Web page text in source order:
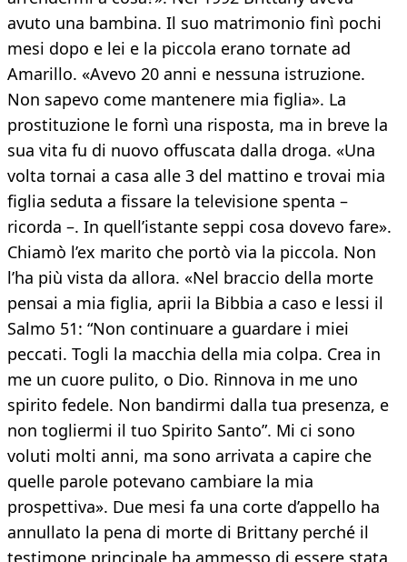
avuto una bambina. Il suo matrimonio finì pochi
mesi dopo e lei e la piccola erano tornate ad
Amarillo. «Avevo 20 anni e nessuna istruzione.
Non sapevo come mantenere mia figlia». La
prostituzione le fornì una risposta, ma in breve la
sua vita fu di nuovo offuscata dalla droga. «Una
volta tornai a casa alle 3 del mattino e trovai mia
figlia seduta a fissare la televisione spenta –
ricorda –. In quell’istante seppi cosa dovevo fare».
Chiamò l’ex marito che portò via la piccola. Non
l’ha più vista da allora. «Nel braccio della morte
pensai a mia figlia, aprii la Bibbia a caso e lessi il
Salmo 51: “Non continuare a guardare i miei
peccati. Togli la macchia della mia colpa. Crea in
me un cuore pulito, o Dio. Rinnova in me uno
spirito fedele. Non bandirmi dalla tua presenza, e
non togliermi il tuo Spirito Santo”. Mi ci sono
voluti molti anni, ma sono arrivata a capire che
quelle parole potevano cambiare la mia
prospettiva». Due mesi fa una corte d’appello ha
annullato la pena di morte di Brittany perché il
testimone principale ha ammesso di essere stata